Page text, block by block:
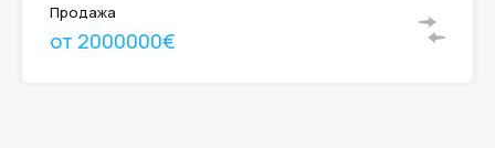
Продажа
от 2000000€